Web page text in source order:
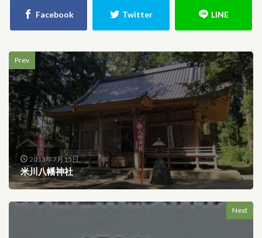
Prev
2013年7月15日
米川八幡神社
Next